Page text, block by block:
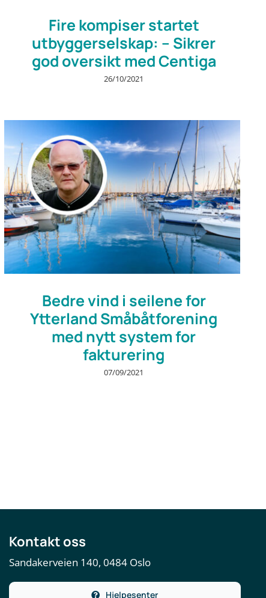
Fire kompiser startet
utbyggerselskap: – Sikrer
god oversikt med Centiga
26/10/2021
Bedre vind i seilene for
Ytterland Småbåtforening
med nytt system for
fakturering
07/09/2021
Kontakt oss
Sandakerveien 140, 0484 Oslo
Hjelpesenter